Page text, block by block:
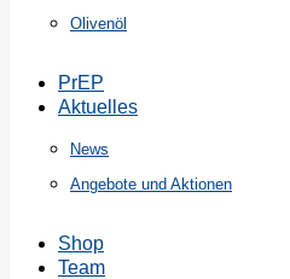
Olivenöl
PrEP
Aktuelles
News
Angebote und Aktionen
Shop
Team